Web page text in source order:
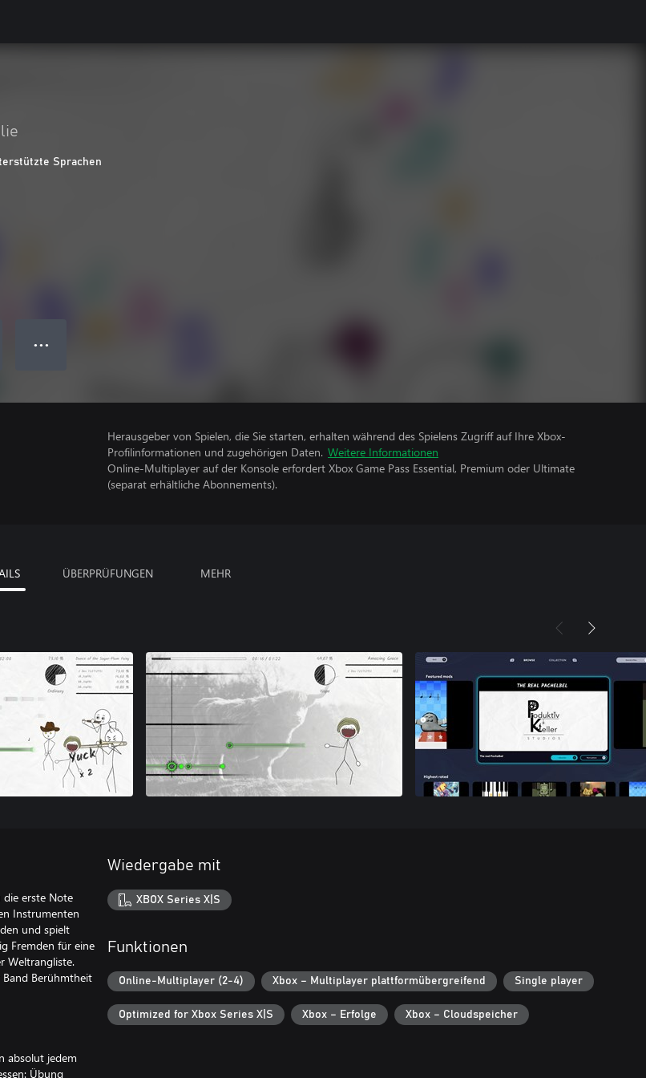
Sprachen
● ● ●
Herausgeber von Spielen, die Sie starten, erhalten während des Spielens Zugriff auf Ihre Xbox-
Profilinformationen und zugehörigen Daten. Weitere Informationen
Online-Multiplayer auf der Konsole erfordert Xbox Game Pass Essential, Premium oder Ultimate
(separat erhältliche Abonnements).
ÜBERPRÜFUNGEN MEHR
die erste Note
Instrumenten
und spielt
Fremden für eine
Weltrangliste.
Berühmtheit
absolut jedem
Übung
Wiedergabe mit
XBOX Series X|S
Funktionen
Online-Multiplayer (2-4) Xbox – Multiplayer plattformübergreifend Single player
Optimized for Xbox Series X|S Xbox – Erfolge Xbox – Cloudspeicher